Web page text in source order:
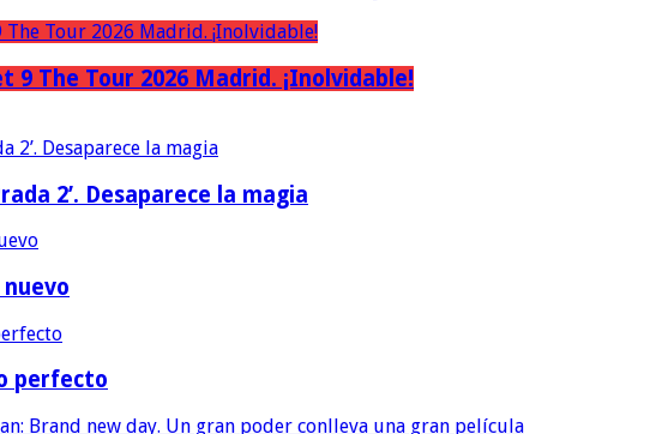
9 The Tour 2026 Madrid. ¡Inolvidable!
2’. Desaparece la magia
nuevo
perfecto